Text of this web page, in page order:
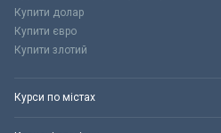
Купити долар
Купити євро
Купити злотий
Курси по містах